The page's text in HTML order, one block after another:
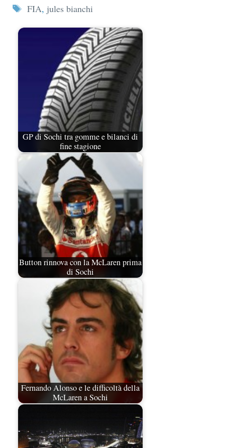
Tag
FIA, jules bianchi
GP di Sochi tra gomme e bilanci di
fine stagione
Button rinnova con la McLaren prima
di Sochi
Fernando Alonso e le difficoltà della
McLaren a Sochi